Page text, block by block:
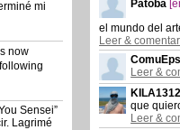
mi
now
Sensei”
Lagrimé
Patoba
el mundo del
Leer & comentar
Leer &
KILA1312
que
Leer &